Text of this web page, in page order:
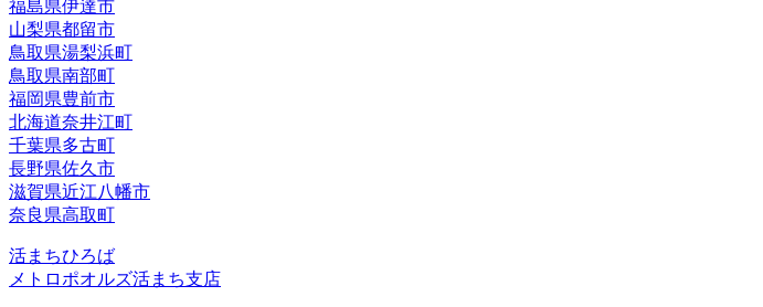
福島県伊達市
山梨県都留市
鳥取県湯梨浜町
鳥取県南部町
福岡県豊前市
北海道奈井江町
千葉県多古町
長野県佐久市
滋賀県近江八幡市
奈良県高取町
活まちひろば
メトロポオルズ活まち支店